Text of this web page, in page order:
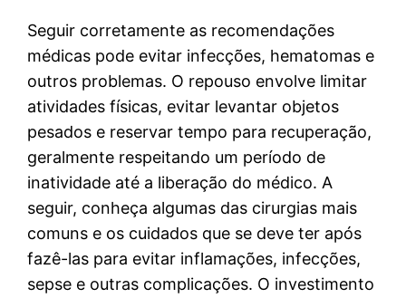
Seguir corretamente as recomendações
médicas pode evitar infecções, hematomas e
outros problemas. O repouso envolve limitar
atividades físicas, evitar levantar objetos
pesados e reservar tempo para recuperação,
geralmente respeitando um período de
inatividade até a liberação do médico. A
seguir, conheça algumas das cirurgias mais
comuns e os cuidados que se deve ter após
fazê-las para evitar inflamações, infecções,
sepse e outras complicações. O investimento